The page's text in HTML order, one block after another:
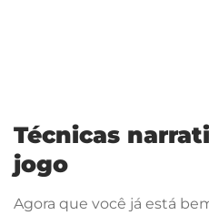
Técnicas
jogo
Agora que você já está